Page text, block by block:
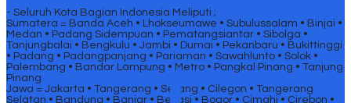
- Seluruh Kota Bagian Indonesia Meliputi ;
Sumatera = Banda Aceh • Lhokseumawe • Subulussalam • Binjai •
Medan • Padang Sidempuan • Pematangsiantar • Sibolga •
Tanjungbalai • Bengkulu • Jambi • Dumai • Pekanbaru • Bukittinggi
• Padang • Padangpanjang • Pariaman • Sawahlunto • Solok •
Palembang • Bandar Lampung • Metro • Pangkal Pinang • Tanjung
Pinang
Jawa = Jakarta • Tangerang • Serang • Cilegon • Tangerang
Selatan • Bandung • Banjar • Bekasi • Bogor • Cimahi • Cirebon •